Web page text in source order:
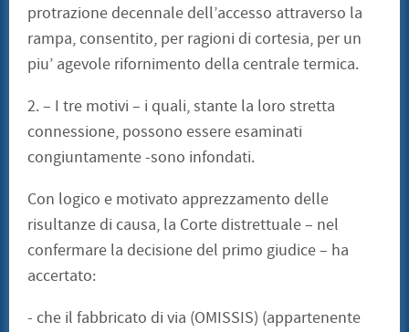
protrazione decennale dell’accesso attraverso la
rampa, consentito, per ragioni di cortesia, per un
piu’ agevole rifornimento della centrale termica.
2. – I tre motivi – i quali, stante la loro stretta
connessione, possono essere esaminati
congiuntamente -sono infondati.
Con logico e motivato apprezzamento delle
risultanze di causa, la Corte distrettuale – nel
confermare la decisione del primo giudice – ha
accertato:
- che il fabbricato di via (OMISSIS) (appartenente